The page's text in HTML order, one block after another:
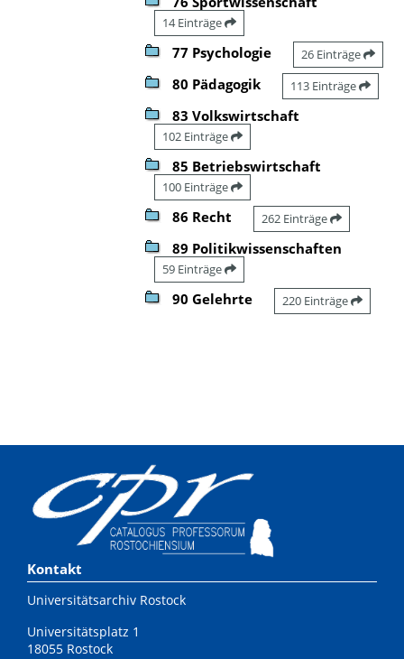
14 Einträge
77 Psychologie 26 Einträge
80 Pädagogik 113 Einträge
83 Volkswirtschaft
102 Einträge
85 Betriebswirtschaft
100 Einträge
86 Recht 262 Einträge
89 Politikwissenschaften
59 Einträge
90 Gelehrte 220 Einträge
Kontakt
Universitätsarchiv Rostock
Universitätsplatz 1
18055 Rostock